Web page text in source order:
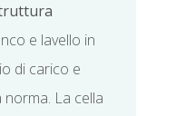
e lavello in
di carico e
La cella